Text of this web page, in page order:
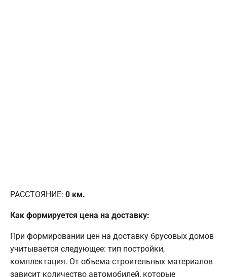
РАССТОЯНИЕ: 0 км.
Как формируется цена на доставку:
При формировании цен на доставку брусовых домов
учитывается следующее: тип постройки,
комплектация. От объема строительных материалов
зависит количество автомобилей, которые